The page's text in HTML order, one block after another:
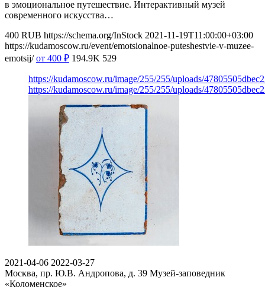
в эмоциональное путешествие. Интерактивный музей
современного искусства…
400 RUB https://schema.org/InStock 2021-11-19T11:00:00+03:00
https://kudamoscow.ru/event/emotsionalnoe-puteshestvie-v-muzee-
emotsij/ от 400 ₽ 194.9K 529
https://kudamoscow.ru/image/255/255/uploads/
https://kudamoscow.ru/image/255/255/uploads/
2021-04-06 2022-03-27
Москва, пр. Ю.В. Андропова, д. 39 Музей-заповедник
«Коломенское»